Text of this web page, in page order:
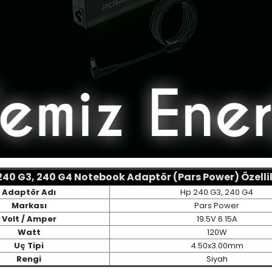
G3, 240 G4 Notebook Adaptör (Pars Power)
Adaptör Adı
Hp 240 G3, 240 G4
Markası
Pars Power
Volt / Amper
19.5V 6.15A
Watt
120W
Uç Tipi
4.50x3.00mm
Rengi
Siyah